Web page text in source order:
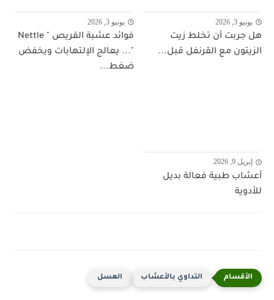
يونيو 3, 2026
هل جربت أن تخلط زيت
الزيتون مع القرنفل قبل...
يونيو 3, 2026
فوائد عشبة القريص " Nettle
"... يعالج الإلتهابات ويخفض
ضغط...
إبريل 9, 2026
أعشاب طبية فعالة بديل
للأدوية
التداوي بالأعشاب العسل